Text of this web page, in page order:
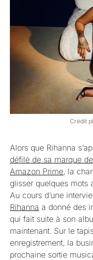
Crédit
Alors que Rihanna
défilé de sa marque
Amazon Prime, la
glisser quelques mots
Au cours d’une
Rihanna a donné des
qui fait suite à son
maintenant. Sur le
enregistrement, la
prochaine sortie